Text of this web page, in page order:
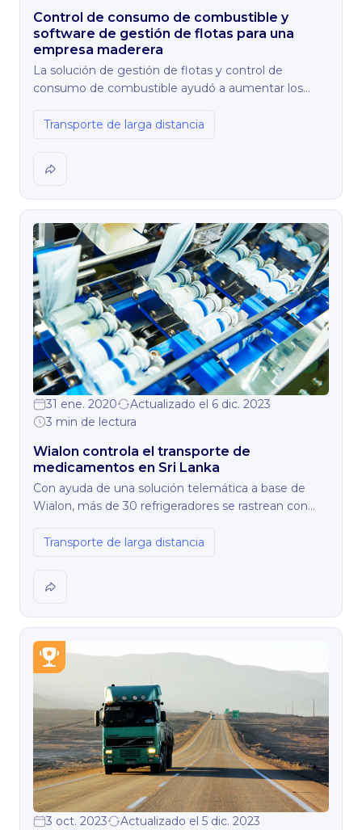
Сontrol de consumo de combustible y
software de gestión de flotas para una
empresa maderera
La solución de gestión de flotas y control de
consumo de combustible ayudó a aumentar los
disciplina de los trabajadores.
Transporte de larga distancia
31 ene. 2020
Actualizado el 6 dic. 2023
3 min de lectura
Wialon controla el transporte de
medicamentos en Sri Lanka
Con ayuda de una solución telemática a base de
Wialon, más de 30 refrigeradores se rastrean con
resultados:
Transporte de larga distancia
3 oct. 2023 Actualizado el 5 dic. 2023